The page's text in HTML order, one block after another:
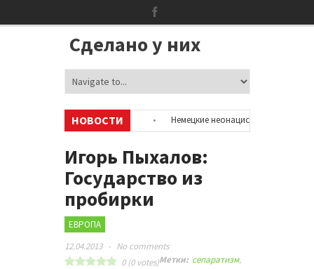
Сделано у них
НОВОСТИ
аккаунтах в соцсетях •
Немецкие неонацисты, летевшие на
Сотни бездомных мигрантов оккупировали аэропорт в Париже
Игорь Пыхалов:
Государство из
пробирки
ЕВРОПА
12.04.2013 - No comments
0(0votes)Метки: сепаратизм,